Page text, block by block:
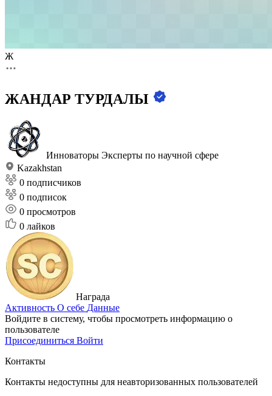
Ж
ЖАНДАР ТУРДАЛЫ
Инноваторы Эксперты по научной сфере
Kazakhstan
0 подписчиков
0 подписок
0 просмотров
0 лайков
Награда
Активность О себе Данные
Войдите в систему, чтобы просмотреть информацию о
пользователе
Присоединиться Войти
Контакты
Контакты недоступны для неавторизованных пользователей